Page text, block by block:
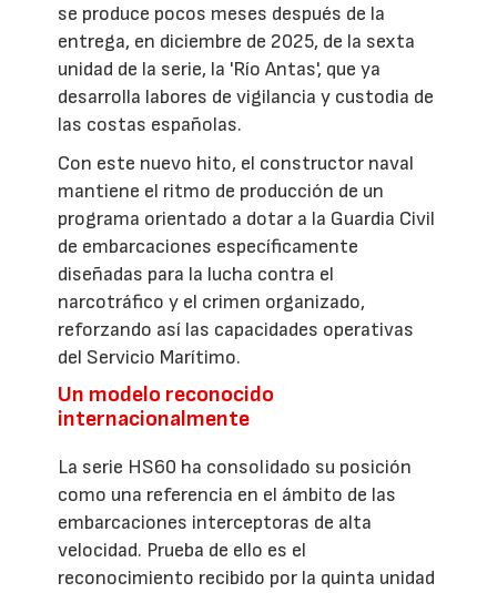
se produce pocos meses después de la
entrega, en diciembre de 2025, de la sexta
unidad de la serie, la 'Río Antas', que ya
desarrolla labores de vigilancia y custodia de
las costas españolas.
Con este nuevo hito, el constructor naval
mantiene el ritmo de producción de un
programa orientado a dotar a la Guardia Civil
de embarcaciones específicamente
diseñadas para la lucha contra el
narcotráfico y el crimen organizado,
reforzando así las capacidades operativas
del Servicio Marítimo.
Un modelo reconocido
internacionalmente
La serie HS60 ha consolidado su posición
como una referencia en el ámbito de las
embarcaciones interceptoras de alta
velocidad. Prueba de ello es el
reconocimiento recibido por la quinta unidad